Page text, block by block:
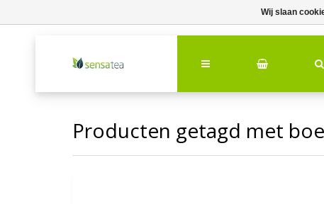
Producten getagd met
Wij slaan